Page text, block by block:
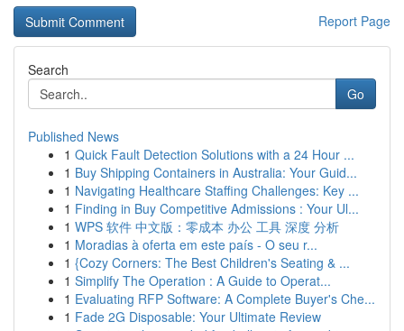
Report Page
Search
Go
Published News
1 Quick Fault Detection Solutions with a 24 Hour ...
1 Buy Shipping Containers in Australia: Your Guid...
1 Navigating Healthcare Staffing Challenges: Key ...
1 Finding in Buy Competitive Admissions : Your Ul...
1 WPS 软件 中文版：零成本 办公 工具 深度 分析
1 Moradias à oferta em este país - O seu r...
1 {Cozy Corners: The Best Children's Seating & ...
1 Simplify The Operation : A Guide to Operat...
1 Evaluating RFP Software: A Complete Buyer's Che...
1 Fade 2G Disposable: Your Ultimate Review